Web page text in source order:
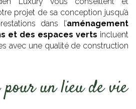
projet de sa conception jusqu’à
dans l’aménagement
et des espaces verts incluent
avec une qualité de construction
pour un lieu de vie